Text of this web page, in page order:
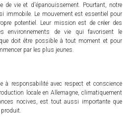
de vie et d'épanouissement. Pourtant, notre
immobile. Le mouvement est essentiel pour
potentiel. Leur mission est de créer des
environnements de vie qui favorisent le
doit être possible à tout moment et pour
par les plus jeunes.
à responsabilité avec respect et conscience
locale en Allemagne, climatiquement
nocives, est tout aussi importante que